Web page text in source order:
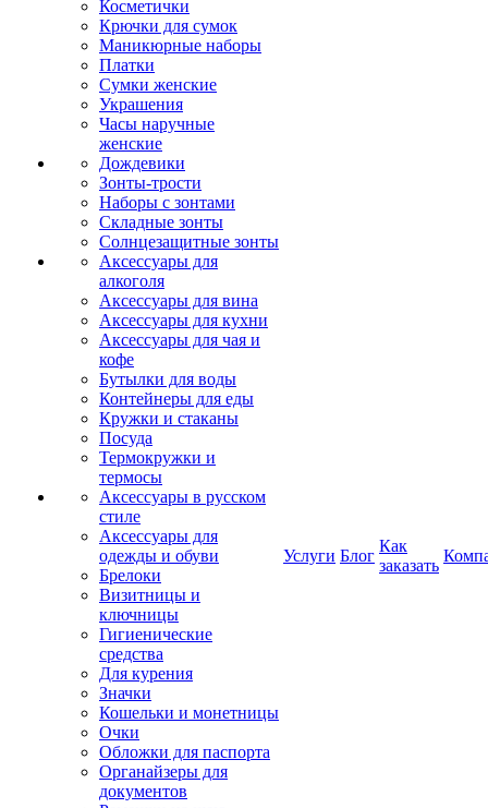
Косметички
Крючки для сумок
Маникюрные наборы
Платки
Сумки женские
Украшения
Часы наручные
женские
Дождевики
Зонты-трости
Наборы с зонтами
Складные зонты
Солнцезащитные зонты
Аксессуары для
алкоголя
Аксессуары для вина
Аксессуары для кухни
Аксессуары для чая и
кофе
Бутылки для воды
Контейнеры для еды
Кружки и стаканы
Посуда
Термокружки и
термосы
Аксессуары в русском
стиле
Аксессуары для
одежды и обуви
Брелоки
Визитницы и
ключницы
Гигиенические
средства
Для курения
Значки
Кошельки и монетницы
Очки
Обложки для паспорта
Органайзеры для
документов
Услуги Блог
Как
заказать